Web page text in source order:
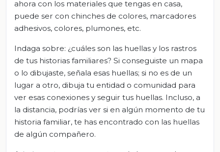
ahora con los materiales que tengas en casa,
puede ser con chinches de colores, marcadores
adhesivos, colores, plumones, etc.
Indaga sobre: ¿cuáles son las huellas y los rastros
de tus historias familiares? Si conseguiste un mapa
o lo dibujaste, señala esas huellas; si no es de un
lugar a otro, dibuja tu entidad o comunidad para
ver esas conexiones y seguir tus huellas. Incluso, a
la distancia, podrías ver si en algún momento de tu
historia familiar, te has encontrado con las huellas
de algún compañero.